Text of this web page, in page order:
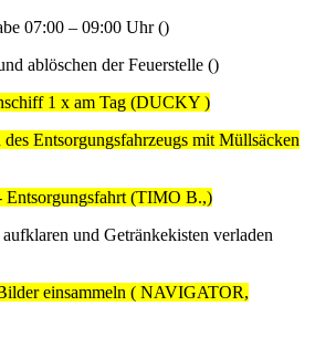
07:00 – 09:00 Uhr ()
ablöschen der Feuerstelle ()
1 x am Tag (DUCKY )
Entsorgungsfahrzeugs mit Müllsäcken
(TIMO B.,)
und Getränkekisten verladen
einsammeln ( NAVIGATOR,